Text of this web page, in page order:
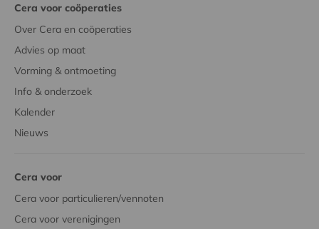
Cera voor coöperaties
Over Cera en coöperaties
Advies op maat
Vorming & ontmoeting
Info & onderzoek
Kalender
Nieuws
Cera voor
Cera voor particulieren/vennoten
Cera voor verenigingen